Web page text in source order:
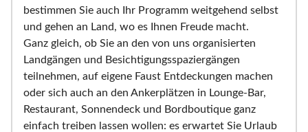
bestimmen Sie auch Ihr Programm weitgehend selbst
und gehen an Land, wo es Ihnen Freude macht.
Ganz gleich, ob Sie an den von uns organisierten
Landgängen und Besichtigungsspaziergängen
teilnehmen, auf eigene Faust Entdeckungen machen
oder sich auch an den Ankerplätzen in Lounge-Bar,
Restaurant, Sonnendeck und Bordboutique ganz
einfach treiben lassen wollen: es erwartet Sie Urlaub